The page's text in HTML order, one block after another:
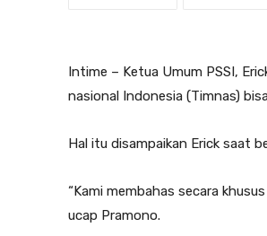
Intime – Ketua Umum PSSI,
nasional Indonesia (Timnas)
Hal itu disampaikan Erick saat
“Kami membahas secara
ucap Pramono.